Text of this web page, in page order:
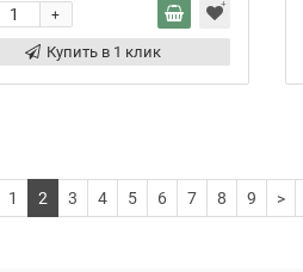
+
Купить в 1 клик
1 2 3 4 5 6 7 8 9 >